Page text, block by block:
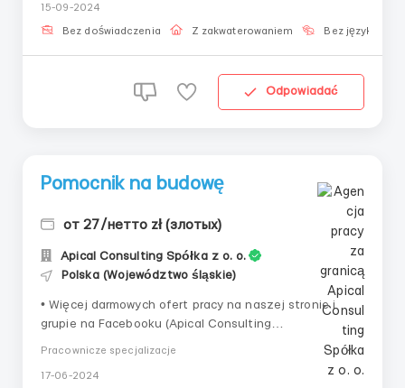
pracy: - 5-6 dni w tygodniu; - 8-10-12 godzin dziennie; -
pierwsza zmiana zaczyna się o 06:0...
15-09-2024
Bez doświadczenia Z zakwaterowaniem Bez języka
Odpowiadać
Pomocnik na budowę
от 27/нетто zł (злотых)
Apical Consulting Spółka z o. o.
Polska (Województwo śląskie)
• Więcej darmowych ofert pracy na naszej stronie i
grupie na Facebooku (Apical Consulting
Praca)!____________________________Obo
wiązki:• Prace pomocnicze na budowie (przy zbrojeniu,
szalunkach, murowaniu itp.)Wymagania:• Preferowane
Pracownicze specjalizacje
17-06-2024